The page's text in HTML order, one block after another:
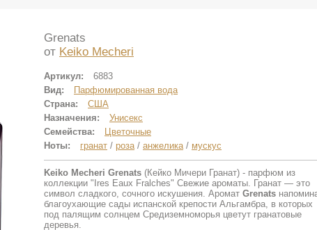
Grenats
от Keiko Mecheri
Артикул:
6883
Вид:
Парфюмированная вода
Страна:
США
Назначения:
Унисекс
Семейства:
Цветочные
Ноты:
гранат / роза/ анжелика/ мускус
Keiko Mecheri Grenats (Кейко Мичери Гранат) - парфюм из
коллекции "Ires Eaux Fralches" Свежие ароматы. Гранат — это
символ сладкого, сочного искушения. Аромат Grenats
благоухающие сады испанской крепости Альгамбра, в которых
под палящим солнцем Средиземноморья цветут гранатовые
деревья.